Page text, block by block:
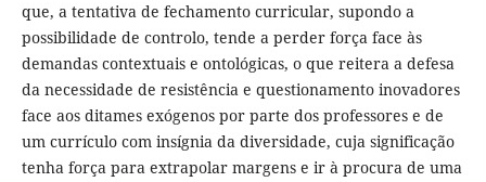
que, a tentativa de fechamento curricular, supondo a
possibilidade de controlo, tende a perder força face às
demandas contextuais e ontológicas, o que reitera a defesa
da necessidade de resistência e questionamento inovadores
face aos ditames exógenos por parte dos professores e de
um currículo com insígnia da diversidade, cuja significação
tenha força para extrapolar margens e ir à procura de uma